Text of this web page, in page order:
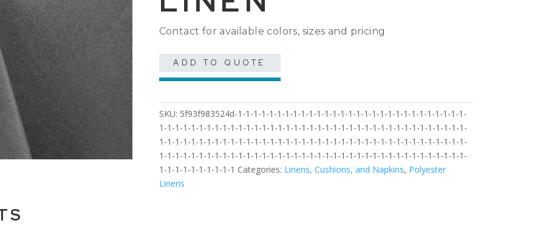
Contact for available colors, sizes and pricing
ADD TO QUOTE
SKU: 5f93f983524d-1-1-1-1-1-1-1-1-1-1-1-1-1-1-1-1-1-1-1-1-1-1-1-1-1-1-1-1-1-
1-1-1-1-1-1-1-1-1-1-1-1-1-1-1-1-1-1-1-1-1-1-1-1-1-1-1-1-1-1-1-1-1-1-1-1-1-1-1-
1-1-1-1-1-1-1-1-1-1-1-1-1-1-1-1-1-1-1-1-1-1-1-1-1-1-1-1-1-1-1-1-1-1-1-1-1-1-1-
1-1-1-1-1-1-1-1-1-1-1-1-1-1-1-1-1-1-1-1-1-1-1-1-1-1-1-1-1-1-1-1-1-1-1-1-1-1-1-
1-1-1-1-1-1-1-1-1-1 Categories: Linens, Cushions, and Napkins, Polyester
Linens